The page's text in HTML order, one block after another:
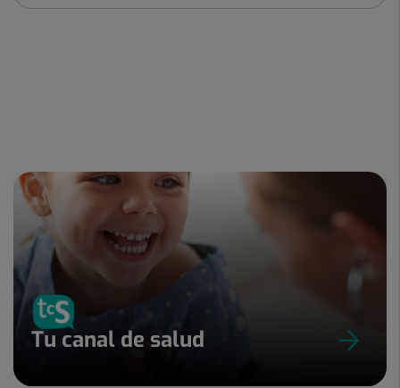
Tu canal de salud